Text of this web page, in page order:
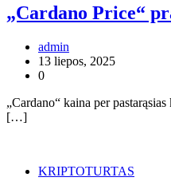
„Cardano Price“
admin
13 liepos, 2025
0
„Cardano“ kaina per
[…]
KRIPTOTURTAS